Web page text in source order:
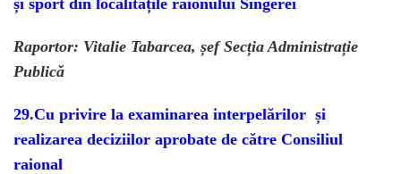
și sport din localitățile raionului Sîngerei
Raportor: Vitalie Tabarcea, șef Secția Administrație
Publică
29.Cu privire la examinarea interpelărilor și
realizarea deciziilor aprobate de către Consiliul
raional